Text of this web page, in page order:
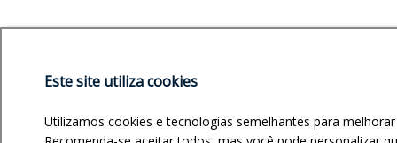
Este site utiliza cookies
Utilizamos cookies e tecnologias semelhantes para